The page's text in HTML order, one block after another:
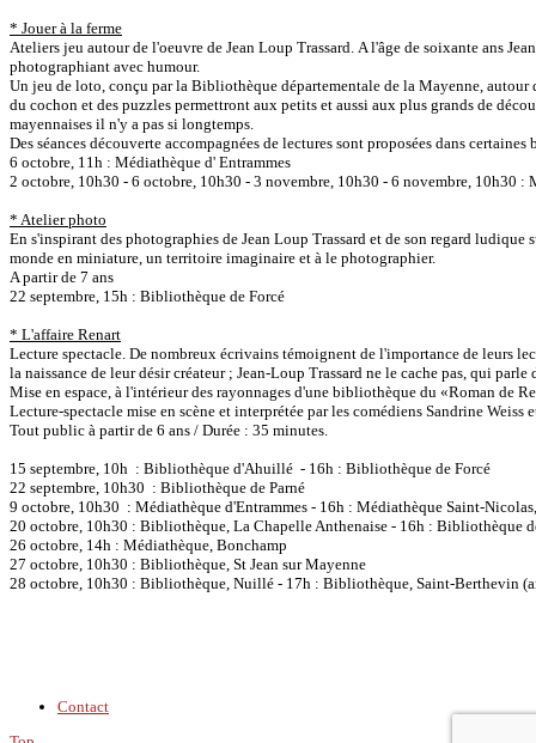
* Jouer à la ferme
Ateliers jeu autour de l'oeuvre de Jean Loup Trassard. A l'âge de soixante ans
photographiant avec humour.
Un jeu de loto, conçu par la Bibliothèque départementale de la Mayenne, autour
du cochon et des puzzles permettront aux petits et aussi aux plus grands de
mayennaises il n'y a pas si longtemps.
Des séances découverte accompagnées de lectures sont proposées dans
6 octobre, 11h : Médiathèque d' Entrammes
2 octobre, 10h30 - 6 octobre, 10h30 - 3 novembre, 10h30 - 6 novembre, 10h30 :
* Atelier photo
En s'inspirant des photographies de Jean Loup Trassard et de son regard
monde en miniature, un territoire imaginaire et à le photographier.
A partir de 7 ans
22 septembre, 15h : Bibliothèque de Forcé
* L'affaire Renart
Lecture spectacle. De nombreux écrivains témoignent de l'importance de leurs
la naissance de leur désir créateur ; Jean-Loup Trassard ne le cache pas, qui
Mise en espace, à l'intérieur des rayonnages d'une bibliothèque du «Roman de
Lecture-spectacle mise en scène et interprétée par les comédiens Sandrine
Tout public à partir de 6 ans / Durée : 35 minutes.
15 septembre, 10h : Bibliothèque d'Ahuillé - 16h : Bibliothèque de Forcé
22 septembre, 10h30 : Bibliothèque de Parné
9 octobre, 10h30 : Médiathèque d'Entrammes - 16h : Médiathèque Saint-
20 octobre, 10h30 : Bibliothèque, La Chapelle Anthenaise - 16h : Bibliothèque
26 octobre, 14h : Médiathèque, Bonchamp
27 octobre, 10h30 : Bibliothèque, St Jean sur Mayenne
28 octobre, 10h30 : Bibliothèque, Nuillé - 17h : Bibliothèque, Saint-Berthevin
Contact